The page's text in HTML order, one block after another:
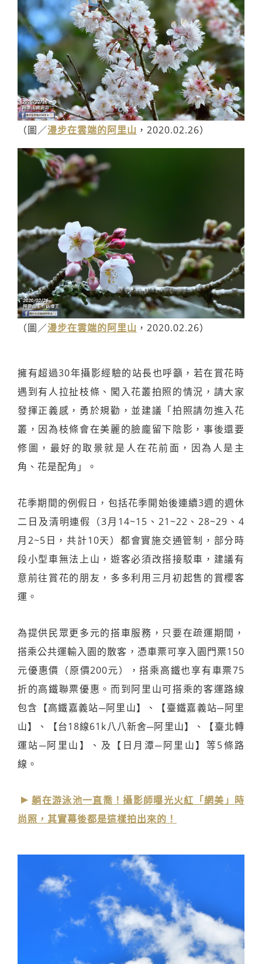
（圖／漫步在雲端的阿里山 ，2020.02.26）
（圖／漫步在雲端的阿里山 ，2020.02.26）
擁有超過30年攝影經驗的站長也呼籲，若在賞花時
遇到有人拉扯枝條、闖入花叢拍照的情況，請大家
發揮正義感，勇於規勸，並建議「拍照請勿進入花
叢，因為枝條會在美麗的臉龐留下陰影，事後還要
修圖，最好的取景就是人在花前面，因為人是主
角、花是配角」。
花季期間的例假日，包括花季開始後連續3週的週休
二日及清明連假（3月14~15、21~22、28~29、4
月2~5日，共計10天）都會實施交通管制，部分時
段小型車無法上山，遊客必須改搭接駁車，建議有
意前往賞花的朋友，多多利用三月初起售的賞櫻客
運。
為提供民眾更多元的搭車服務，只要在疏運期間，
搭乘公共運輸入園的散客，憑車票可享入園門票150
元優惠價（原價200元），搭乘高鐵也享有車票75
折的高鐵聯票優惠。而到阿里山可搭乘的客運路線
包含【高鐵嘉義站─阿里山】、【臺鐵嘉義站─阿里
山】、【台18線61k八八新舍─阿里山】、【臺北轉
運站─阿里山】、及【日月潭─阿里山】等5條路
線。
躺在游泳池一直喬！攝影師曝光火紅「網美」時
尚照，其實幕後都是這樣拍出來的！